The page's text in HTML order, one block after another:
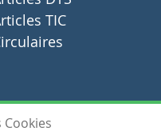
TIC